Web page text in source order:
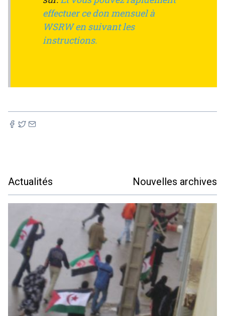
effectuer ce don mensuel à
WSRW en suivant les
instructions.
Actualités Nouvelles archives